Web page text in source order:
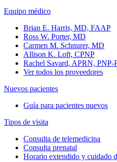
Equipo médico
Brian E. Harris, MD, FAAP
Ross W. Porter, MD
Carmen M. Schnurer, MD
Allison K. Loft, CPNP
Rachel Savard, APRN, PNP-
Ver todos los proveedores
Nuevos pacientes
Guía para pacientes nuevos
Tipos de visita
Consulta de telemedicina
Consulta prenatal
Horario extendido y cuidado